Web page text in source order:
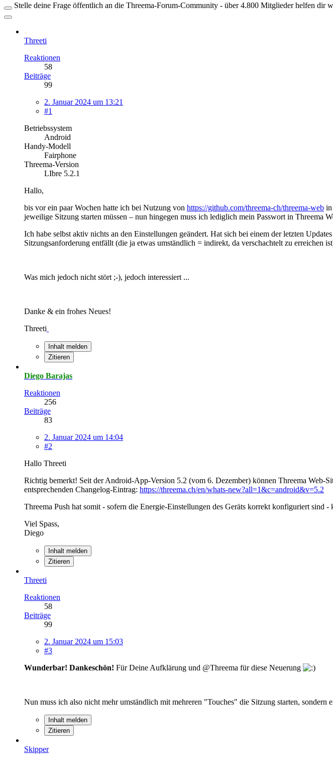
Stelle deine Frage öffentlich an die Threema-Forum-Community - über 4.800 Mitglieder helfen dir
Threeti
Reaktionen
58
Beiträge
99
2. Januar 2024 um 13:21
#1
Betriebssystem
Android
Handy-Modell
Fairphone
Threema-Version
LIbre 5.2.1
Hallo,
bis vor ein paar Wochen hatte ich bei Nutzung von https://github.com/threema-ch/threema-web in
jeweilige Sitzung starten müssen – nun hingegen muss ich lediglich mein Passwort in Threema
Ich habe selbst aktiv nichts an den Einstellungen geändert. Hat sich bei einem der letzten
Sitzungsanforderung entfällt (die ja etwas umständlich = indirekt, da verschachtelt zu erreichen
Was mich jedoch nicht stört ;-), jedoch interessiert ...
Danke & ein frohes Neues!
Threeti
Inhalt melden
Zitieren
Diego Barajas
Reaktionen
256
Beiträge
83
2. Januar 2024 um 14:04
#2
Hallo Threeti
Richtig bemerkt! Seit der Android-App-Version 5.2 (vom 6. Dezember) können Threema
entsprechenden Changelog-Eintrag: https://threema.ch/en/whats-new?all=1&c=android&v=5.2
Threema Push hat somit - sofern die Energie-Einstellungen des Geräts korrekt konfiguriert sind
Viel Spass,
Diego
Inhalt melden
Zitieren
Threeti
Reaktionen
58
Beiträge
99
2. Januar 2024 um 15:03
#3
Wunderbar! Dankeschön! Für Deine Aufklärung und @Threema für diese Neuerung
Nun muss ich also nicht mehr umständlich mit mehreren "Touches" die Sitzung starten,
Inhalt melden
Zitieren
Skipper